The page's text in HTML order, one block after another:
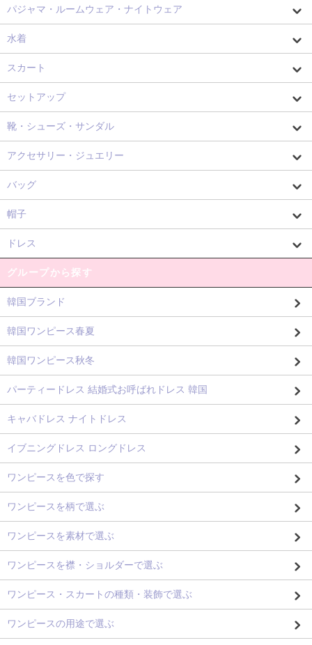
パジャマ・ルームウェア・ナイトウェア
水着
スカート
セットアップ
靴・シューズ・サンダル
アクセサリー・ジュエリー
バッグ
帽子
ドレス
グループから探す
韓国ブランド
韓国ワンピース春夏
韓国ワンピース秋冬
パーティードレス 結婚式お呼ばれドレス 韓国
キャバドレス ナイトドレス
イブニングドレス ロングドレス
ワンピースを色で探す
ワンピースを柄で選ぶ
ワンピースを素材で選ぶ
ワンピースを襟・ショルダーで選ぶ
ワンピース・スカートの種類・装飾で選ぶ
ワンピースの用途で選ぶ